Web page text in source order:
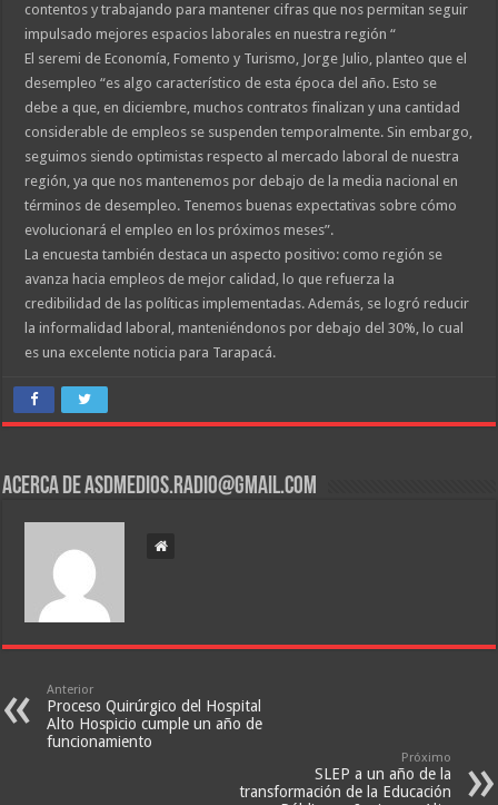
contentos y trabajando para mantener cifras que nos permitan seguir
impulsado mejores espacios laborales en nuestra región “
El seremi de Economía, Fomento y Turismo, Jorge Julio, planteo que el
desempleo “es algo característico de esta época del año. Esto se
debe a que, en diciembre, muchos contratos finalizan y una cantidad
considerable de empleos se suspenden temporalmente. Sin embargo,
seguimos siendo optimistas respecto al mercado laboral de nuestra
región, ya que nos mantenemos por debajo de la media nacional en
términos de desempleo. Tenemos buenas expectativas sobre cómo
evolucionará el empleo en los próximos meses”.
La encuesta también destaca un aspecto positivo: como región se
avanza hacia empleos de mejor calidad, lo que refuerza la
credibilidad de las políticas implementadas. Además, se logró reducir
la informalidad laboral, manteniéndonos por debajo del 30%, lo cual
es una excelente noticia para Tarapacá.
Acerca de asdmedios.radio@gmail.com
Anterior
Proceso Quirúrgico del Hospital
Alto Hospicio cumple un año de
funcionamiento
Próximo
SLEP a un año de la
transformación de la Educación